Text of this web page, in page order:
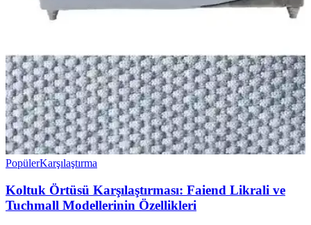
PopülerKarşılaştırma
Koltuk Örtüsü Karşılaştırması: Faiend Likrali ve
Tuchmall Modellerinin Özellikleri